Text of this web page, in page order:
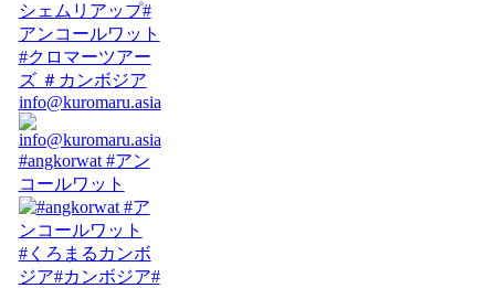
info@kuromaru.asia
#angkorwat #アン
コールワット
#くろまるカンボ
ジア#カンボジア#